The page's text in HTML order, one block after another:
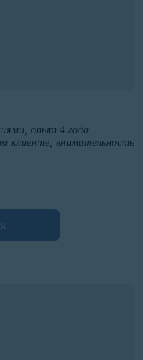
опыт 4 года.
клиенте, внимательность